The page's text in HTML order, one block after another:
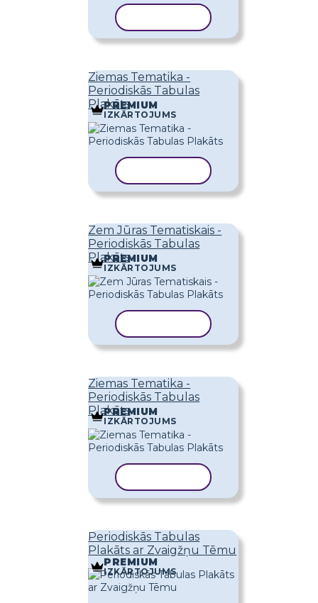
Ziemas Tematika -
Periodiskās Tabulas
Plakāts
PREMIUM
IZKĀRTOJUMS
Zem Jūras Tematiskais -
Periodiskās Tabulas
Plakāts
PREMIUM
IZKĀRTOJUMS
Ziemas Tematika -
Periodiskās Tabulas
Plakāts
PREMIUM
IZKĀRTOJUMS
Periodiskās Tabulas
Plakāts ar Zvaigžņu Tēmu
PREMIUM
IZKĀRTOJUMS